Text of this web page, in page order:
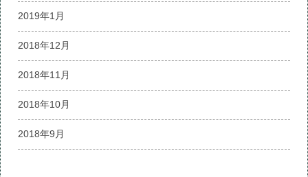
2019年1月
2018年12月
2018年11月
2018年10月
2018年9月